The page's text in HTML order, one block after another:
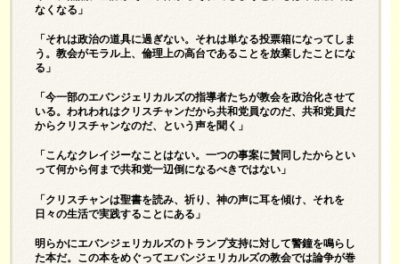
なくなる」
「それは政治の道具に過ぎない。それは単なる投票箱になってしま
う。教会がモラル上、倫理上の高台であることを放棄したことにな
る」
「今一部のエバンジェリカルズの指導者たちが教会を政治化させて
いる。われわれはクリスチャンだから共和党員なのだ、共和党員だ
からクリスチャンなのだ、という声を聞く」
「こんなクレイジーなことはない。一つの事案に賛同したからとい
って何から何まで共和党一辺倒になるべきではない」
「クリスチャンは聖書を読み、祈り、神の声に耳を傾け、それを
日々の生活で実践することにある」
明らかにエバンジェリカルズのトランプ支持に対して警鐘を鳴らし
た本だ。この本をめぐってエバンジェリカルズの教会では論争が巻